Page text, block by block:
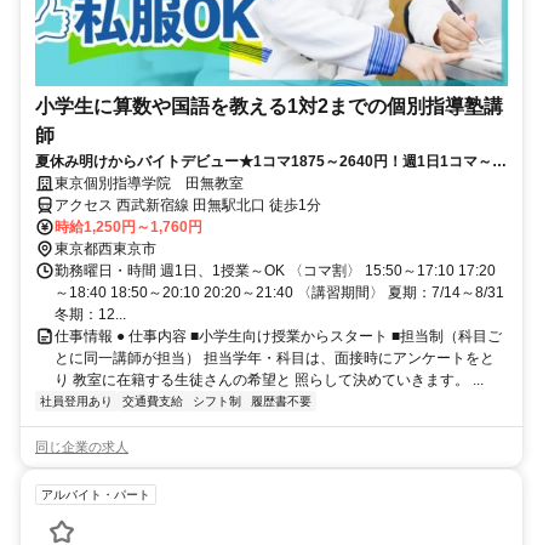
小学生に算数や国語を教える1対2までの個別指導塾講
師
夏休み明けからバイトデビュー★1コマ1875～2640円！週1日1コマ～私
服でok◎
東京個別指導学院 田無教室
アクセス 西武新宿線 田無駅北口 徒歩1分
時給1,250円～1,760円
東京都西東京市
勤務曜日・時間 週1日、1授業～OK 〈コマ割〉 15:50～17:10 17:20
～18:40 18:50～20:10 20:20～21:40 〈講習期間〉 夏期：7/14～8/31
冬期：12...
仕事情報 ● 仕事内容 ■小学生向け授業からスタート ■担当制（科目ご
とに同一講師が担当） 担当学年・科目は、面接時にアンケートをと
り 教室に在籍する生徒さんの希望と 照らして決めていきます。 ...
社員登用あり 交通費支給 シフト制 履歴書不要
同じ企業の求人
アルバイト・パート